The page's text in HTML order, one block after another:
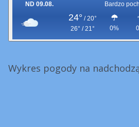
ND 09.08. Bardzo
24° / 20°
26° / 21°
0%
Wykres pogody na